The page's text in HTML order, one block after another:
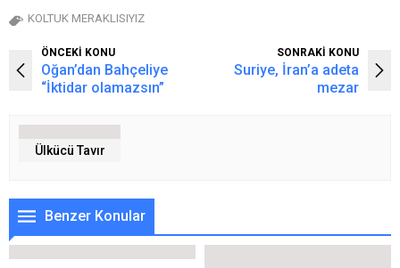
KOLTUK MERAKLISIYIZ
ÖNCEKİ KONU
Oğan’dan Bahçeliye
“İktidar olamazsın”
SONRAKİ KONU
Suriye, İran’a adeta
mezar
Ülkücü Tavır
Benzer Konular